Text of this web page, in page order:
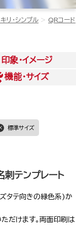
リ・シンプル
QRコード
印象・イメージ
機能・サイズ
標準サイズ
刺テンプレート
タテ向きの緑色系)か
だけます。両面印刷は